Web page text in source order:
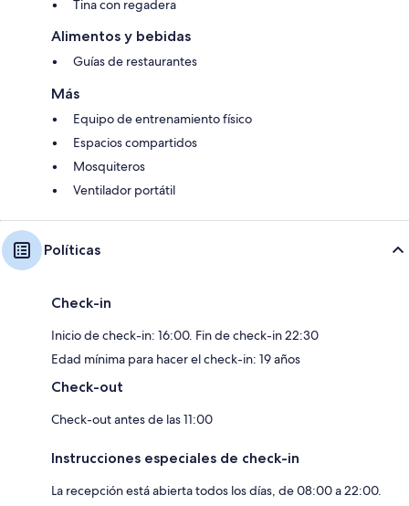
Tina con regadera
Alimentos y bebidas
Guías de restaurantes
Más
Equipo de entrenamiento físico
Espacios compartidos
Mosquiteros
Ventilador portátil
Políticas
Check-in
Inicio de check-in: 16:00. Fin de check-in 22:30
Edad mínima para hacer el check-in: 19 años
Check-out
Check-out antes de las 11:00
Instrucciones especiales de check-in
La recepción está abierta todos los días, de 08:00 a 22:00.